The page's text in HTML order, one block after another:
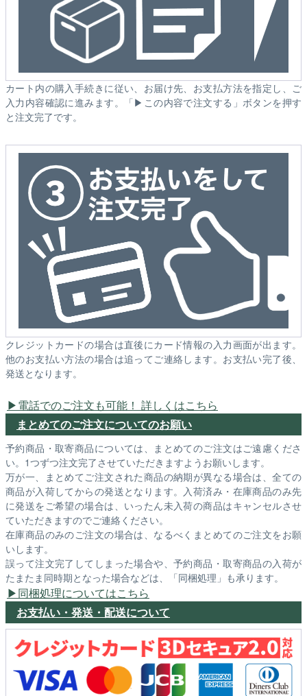
カート内の購入手続きに従い、お届け先、お支払方法を指定し、ご
入力内容確認に進みます。「▶この内容で注文する」ボタンを押す
と注文完了です。
クレジットカードの場合は直後にカード情報の入力画面が出ます。
他のお支払い方法の場合は追ってご連絡します。お支払い完了後、
発送となります。
電話でのご注文も可能！ 詳しくはこちら
まとめてのご注文についてのお願い
予約商品・取寄商品については、まとめてのご注文はご遠慮くださ
い。1つずつ注文完了させていただきますようお願いします。
万が一、まとめてご注文された商品の納期が異なる場合は、全ての
商品が入荷してからの発送となります。入荷済み・在庫商品のみ先
に発送をご希望の場合は、いったん未入荷の商品はキャンセルさせ
ていただきますのでご連絡ください。
在庫商品のみのご注文の場合は、なるべくまとめてのご注文をお願
いします。
誤って注文完了してしまった場合や、予約商品・取寄商品の入荷が
たまたま同時期となった場合などは、「同梱処理」も承ります。
同梱処理についてはこちら
お支払い・発送・配送について